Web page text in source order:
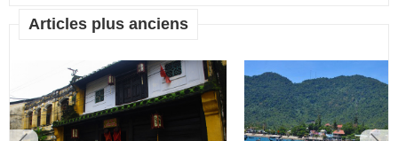
Articles plus anciens